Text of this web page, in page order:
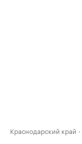
Краснодарский край